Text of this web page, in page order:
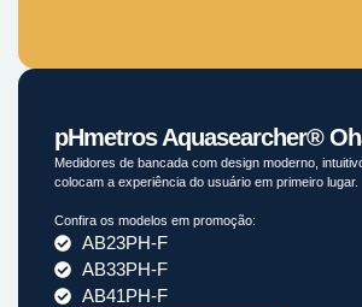
pHmetros Aquasearcher®
Medidores de bancada com design moderno,
colocam a experiência do usuário em primeiro lugar.
Confira os modelos em promoção:
AB23PH-F
AB33PH-F
AB41PH-F